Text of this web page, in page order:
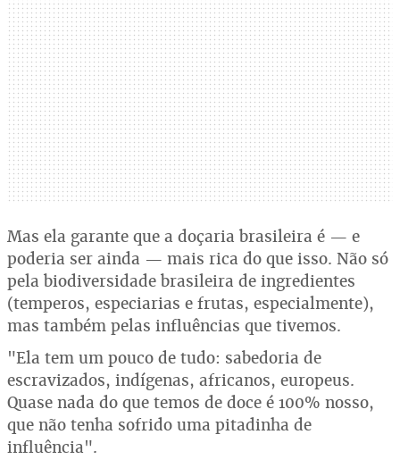
Mas ela garante que a doçaria brasileira é — e
poderia ser ainda — mais rica do que isso. Não só
pela biodiversidade brasileira de ingredientes
(temperos, especiarias e frutas, especialmente),
mas também pelas influências que tivemos.
"Ela tem um pouco de tudo: sabedoria de
escravizados, indígenas, africanos, europeus.
Quase nada do que temos de doce é 100% nosso,
que não tenha sofrido uma pitadinha de
influência".